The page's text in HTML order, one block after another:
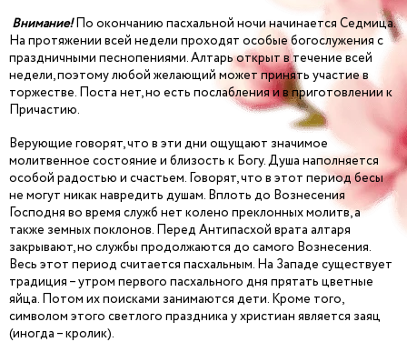
Внимание!По окончанию пасхальной ночи начинается Седмица.
На протяжении всей недели проходят особые богослужения с
праздничными песнопениями. Алтарь открыт в течение всей
недели, поэтому любой желающий может принять участие в
торжестве. Поста нет, но есть послабления и в приготовлении к
Причастию.
Верующие говорят, что в эти дни ощущают значимое
молитвенное состояние и близость к Богу. Душа наполняется
особой радостью и счастьем. Говорят, что в этот период бесы
не могут никак навредить душам. Вплоть до Вознесения
Господня во время служб нет колено преклонных молитв, а
также земных поклонов. Перед Антипасхой врата алтаря
закрывают, но службы продолжаются до самого Вознесения.
Весь этот период считается пасхальным. На Западе существует
традиция – утром первого пасхального дня прятать цветные
яйца. Потом их поисками занимаются дети. Кроме того,
символом этого светлого праздника у христиан является заяц
(иногда – кролик).